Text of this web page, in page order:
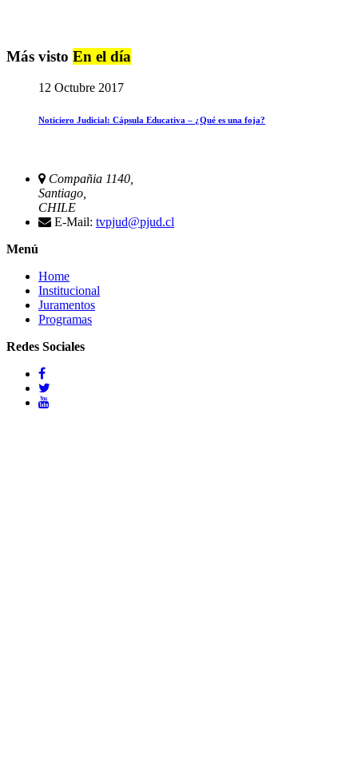
Más visto En el día
12 Octubre 2017
Noticiero Judicial: Cápsula Educativa – ¿Qué es una foja?
Compañia 1140,
Santiago,
CHILE
E-Mail: tvpjud@pjud.cl
Menú
Home
Institucional
Juramentos
Programas
Redes Sociales